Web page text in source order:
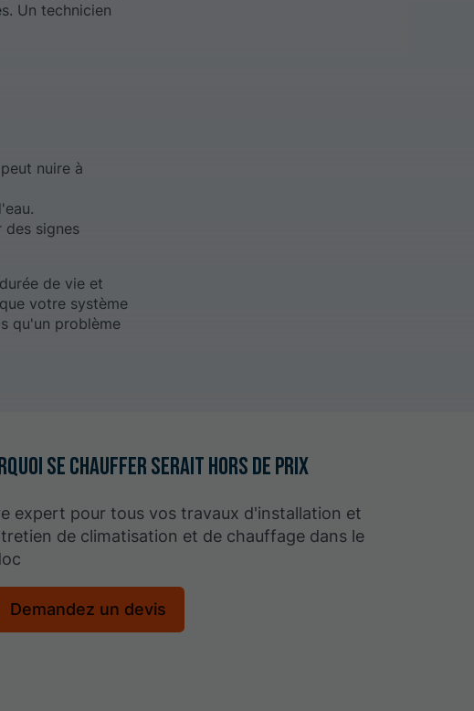
Un technicien
nuire à
signes
de vie et
votre système
qu'un problème
se chauffer serait hors de prix
expert pour tous vos travaux d'installation et
de climatisation et de chauffage dans le
Demandez un devis